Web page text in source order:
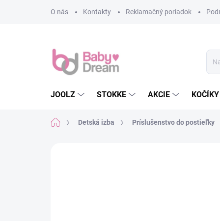
O nás
Kontakty Reklamačný poriadok
JOOLZ STOKKE AKCIE KOČÍKY
DomovDetská izba Príslušenstvo do postieľky